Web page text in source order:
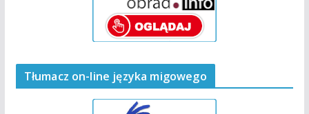
Tłumacz on-line języka migowego